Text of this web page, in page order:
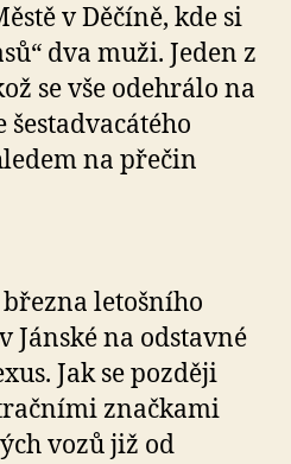
v Děčíně, kde si
dva muži. Jeden z
se vše odehrálo na
na přečin
března letošního
Jánské na odstavné
Jak se později
značkami
vozů již od